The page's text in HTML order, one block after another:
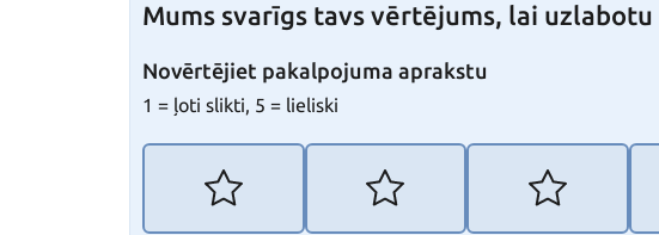
Mums svarīgs tavs vērtējums, lai
Novērtējiet pakalpojuma aprakstu
1 = ļoti slikti, 5 = lieliski